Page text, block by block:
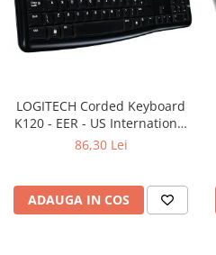
Tastaturi Gaming
Card Reader
Camere Web
Adaptoare
Casti
LOGITECH Corded Keyboard
K120 - EER - US International
layout
86,30 Lei
ADAUGA IN COS